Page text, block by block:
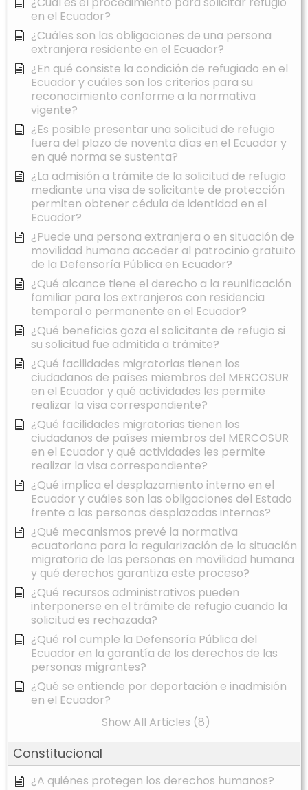
en el Ecuador?
¿Cuáles son las obligaciones de una persona
extranjera residente en el Ecuador?
¿En qué consiste la condición de refugiado en el
Ecuador y cuáles son los criterios para su
reconocimiento conforme a la normativa
vigente?
¿Es posible presentar una solicitud de refugio
fuera del plazo de noventa días en el Ecuador y
en qué norma se sustenta?
¿La admisión a trámite de la solicitud de refugio
mediante una visa de solicitante de protección
permiten obtener cédula de identidad en el
Ecuador?
¿Puede una persona extranjera o en situación de
movilidad humana acceder al patrocinio gratuito
de la Defensoría Pública en Ecuador?
¿Qué alcance tiene el derecho a la reunificación
familiar para los extranjeros con residencia
temporal o permanente en el Ecuador?
¿Qué beneficios goza el solicitante de refugio si
su solicitud fue admitida a trámite?
¿Qué facilidades migratorias tienen los
ciudadanos de países miembros del MERCOSUR
en el Ecuador y qué actividades les permite
realizar la visa correspondiente?
¿Qué facilidades migratorias tienen los
ciudadanos de países miembros del MERCOSUR
en el Ecuador y qué actividades les permite
realizar la visa correspondiente?
¿Qué implica el desplazamiento interno en el
Ecuador y cuáles son las obligaciones del Estado
frente a las personas desplazadas internas?
¿Qué mecanismos prevé la normativa
ecuatoriana para la regularización de la situación
migratoria de las personas en movilidad humana
y qué derechos garantiza este proceso?
¿Qué recursos administrativos pueden
interponerse en el trámite de refugio cuando la
solicitud es rechazada?
¿Qué rol cumple la Defensoría Pública del
Ecuador en la garantía de los derechos de las
personas migrantes?
¿Qué se entiende por deportación e inadmisión
en el Ecuador?
Show All Articles (8)
Constitucional
¿A quiénes protegen los derechos humanos?